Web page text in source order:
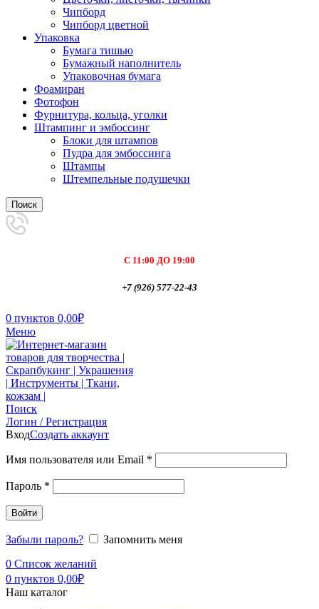
Чипборд
Чипборд цветной
Упаковка
Бумага тишью
Бумажный наполнитель
Упаковочная бумага
Фоамиран
Фотофон
Фурнитура, кольца, уголки
Штампинг и эмбоссинг
Блоки для штампов
Пудра для эмбоссинга
Штампы
Штемпельные подушечки
Поиск
С 11:00 ДО 19:00
+7 (926) 577-22-43
0 пунктов 0,00₽
Меню
Поиск
Логин / Регистрация
ВходСоздать аккаунт
Имя пользователя или Email *
Пароль *
Войти
Забыли пароль?
Запомнить меня
0 Список желаний
0 пунктов 0,00₽
Наш каталог